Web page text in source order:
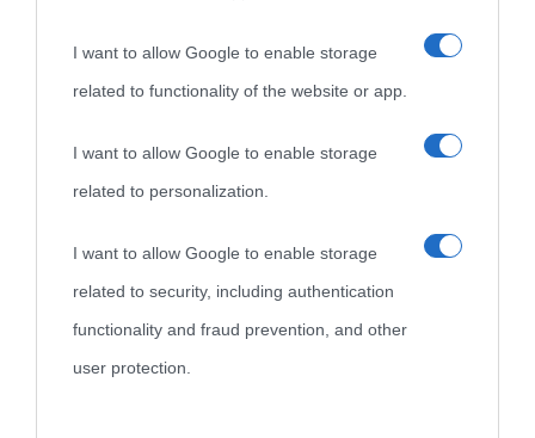
I want to allow Google to enable storage
related to functionality of the website or app.
I want to allow Google to enable storage
related to personalization.
I want to allow Google to enable storage
related to security, including authentication
functionality and fraud prevention, and other
user protection.
Biografie di
Biografie più
visitate
Indice dei nomi
Categorie
Ricorrenze
Onomastico
Film biografici
Aforismi
Mappa del sito
Privacy policy
Pubblicità
Contatti